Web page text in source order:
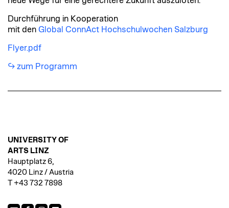
Durchführung in Kooperation
mit den Global ConnAct Hochschulwochen Salzburg
Flyer.pdf
zum Programm
UNIVERSITY OF
ARTS LINZ
Hauptplatz 6,
4020 Linz / Austria
T +43 732 7898